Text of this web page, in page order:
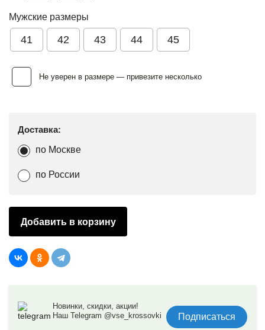
Мужские размеры
41 42 43 44 45
Не уверен в размере — привезите несколько
Доставка:
по Москве
по России
Добавить в корзину
Новинки, скидки, акции!
Наш Telegram @vse_krossovki
Подписаться